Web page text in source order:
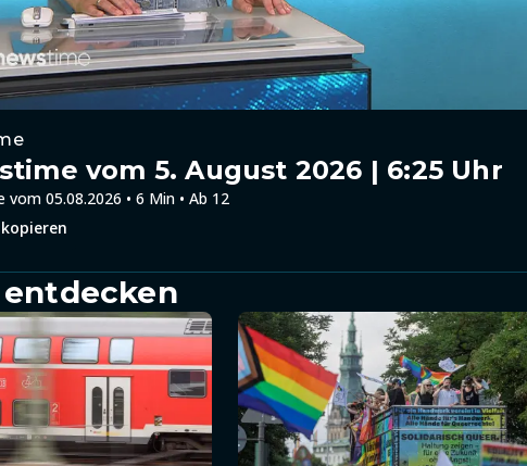
vom 5. August 2026 | 6:25 Uhr
vom 05.08.2026 • 6 Min • Ab 12